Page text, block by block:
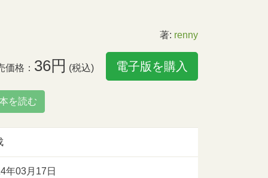
著: renny
価格： 36円 (税込) 電子版を購入
を読む
年03月17日